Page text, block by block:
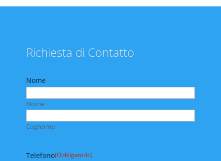
Richiesta di Contatto
Nome
Nome
Cognome
Telefono(Obbligatorio)